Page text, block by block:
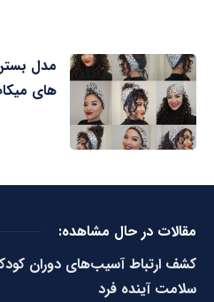
مدل
های
مقالات در حال مشاهده:
کشف ارتباط آسیب‌های دوران
سلامت آینده فرد